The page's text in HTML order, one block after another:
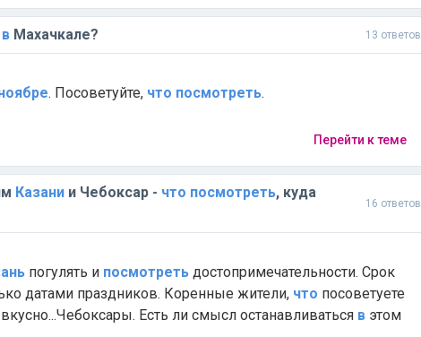
в Махачкале? 13 ответов
. Посоветуйте, что посмотреть.
Перейти к теме
Казани и Чебоксар - что посмотреть, куда
16 ответов
погулять и посмотреть достопримечательности. Срок
датами праздников. Коренные жители, что посоветуете
Есть ли смысл останавливаться в этом